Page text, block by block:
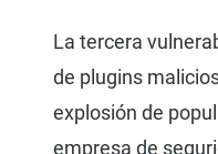
La tercera
de plugins
explosión de
empresa de